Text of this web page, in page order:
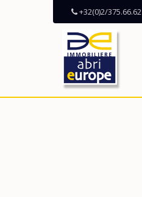
+32(0)2/375.66.62